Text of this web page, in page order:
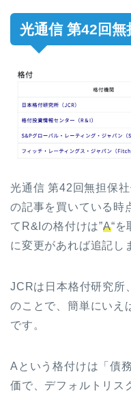
光通信 第42回
光通信 第42回無担保
の記事を買いている時
てR&Iの格付けは”A“を
に変更があれば追記し
JCRは日本格付研究所
のことで、簡単にいえ
です。
Aという格付けは「債
価で、デフォルトリス